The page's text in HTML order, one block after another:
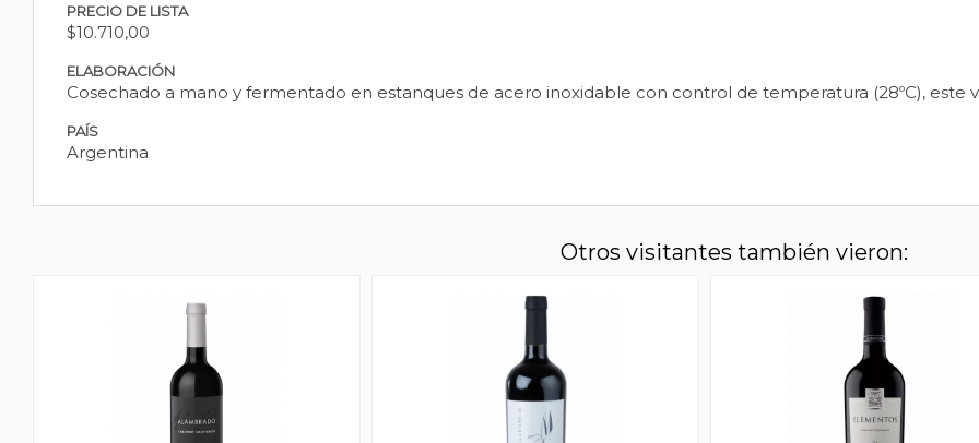
PRECIO DE LISTA
$10.710,00
ELABORACIÓN
Cosechado a mano y fermentado en estanques de acero inoxidable con control de temperatura (28ºC), este
PAÍS
Argentina
Otros visitantes también vieron: